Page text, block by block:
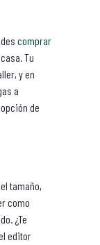
comprar
Tu
y en
a
de
tamaño,
como
¿Te
editor